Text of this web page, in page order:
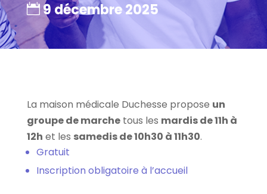
9 décembre 2025
La maison médicale Duchesse propose un
groupe de marchetous les mardis de 11h à
12h et les samedis de 10h30 à 11h30.
Gratuit
Inscription obligatoire à l’accueil